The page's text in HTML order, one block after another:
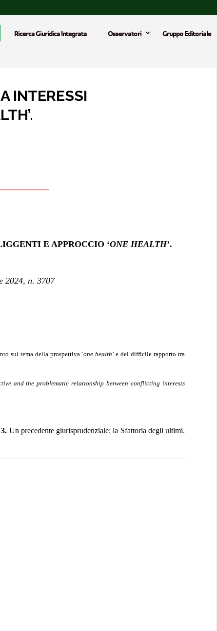
Ricerca Giuridica Integrata Osservatori Gruppo Editoriale
INTERESSI
E APPROCCIO ‘ONE HEALTH’.
2024, n. 3707
sul tema della prospettiva ‘one health’ e del difficile rapporto tra
and the problematic relationship between conflicting interests
Un precedente giurisprudenziale: la Sfattoria degli ultimi.